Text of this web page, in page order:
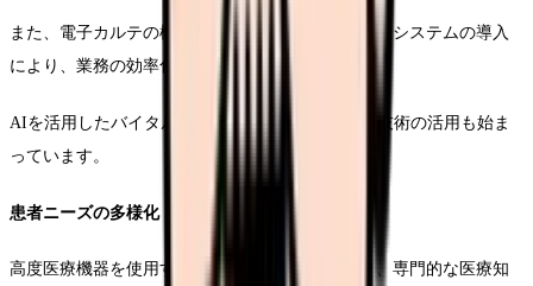
また、電子カルテの標準化や訪問スケジュール管理システムの導入
により、業務の効率化が進んでいます。
AIを活用したバイタルデータの分析など、新しい技術の活用も始ま
って​​います。
患者ニーズの多様化
高度医療機器を使用する在宅患者が増加しており、専門的な医療知